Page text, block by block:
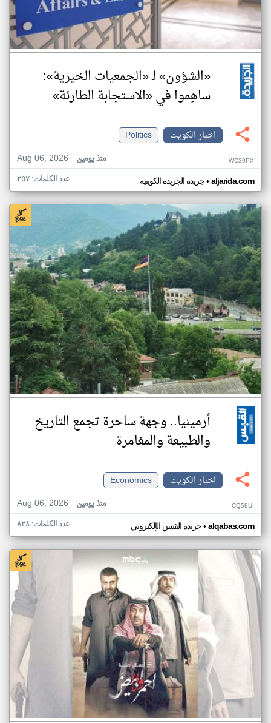
«الشؤون» لـ «الجمعيات الخيرية»:
ساهِموا في «الاستجابة الطارئة»
اخبار الكويت
Politics
Aug 06, 2026
منذ يومين WC30PX
جريدة الجريدة الكويتية• aljarida.com عدد الكلمات: ٢٥٧
أرمينيا.. وجهة ساحرة تجمع التاريخ
والطبيعة والمغامرة
اخبار الكويت
Economics
Aug 06, 2026
منذ يومين CQ58UI
جريدة القبس الإلكتروني• alqabas.com عدد الكلمات: ٨٢٨